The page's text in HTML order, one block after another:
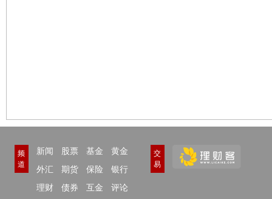
频
道
新闻 股票 基金
黄金
外汇
期货 保险
银行
理财
债券 互金 评论
交
易